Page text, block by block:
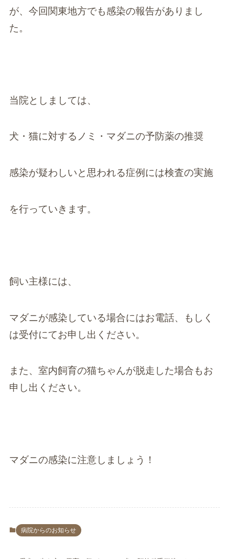
が、今回関東地方でも感染の報告がありまし
た。
当院としましては、
犬・猫に対するノミ・マダニの予防薬の推奨
感染が疑わしいと思われる症例には検査の実施
を行っていきます。
飼い主様には、
マダニが感染している場合にはお電話、もしく
は受付にてお申し出ください。
また、室内飼育の猫ちゃんが脱走した場合もお
申し出ください。
マダニの感染に注意しましょう！
病院からのお知らせ